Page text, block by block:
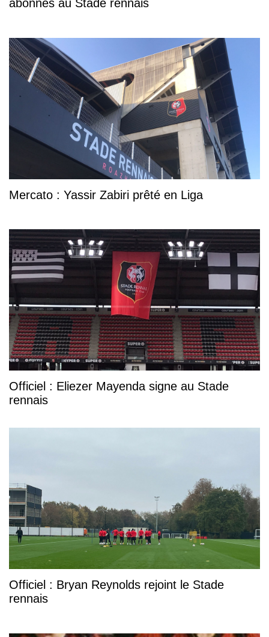
abonnés au Stade rennais
Mercato : Yassir Zabiri prêté en Liga
Officiel : Eliezer Mayenda signe au Stade
rennais
Officiel : Bryan Reynolds rejoint le Stade
rennais